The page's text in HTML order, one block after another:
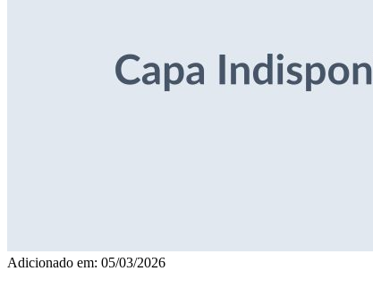
Adicionado em: 05/03/2026